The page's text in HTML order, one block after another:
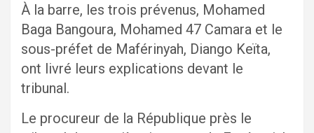
À la barre, les trois prévenus, Mohamed
Baga Bangoura, Mohamed 47 Camara et le
sous-préfet de Maférinyah, Diango Keïta,
ont livré leurs explications devant le
tribunal.
Le procureur de la République près le